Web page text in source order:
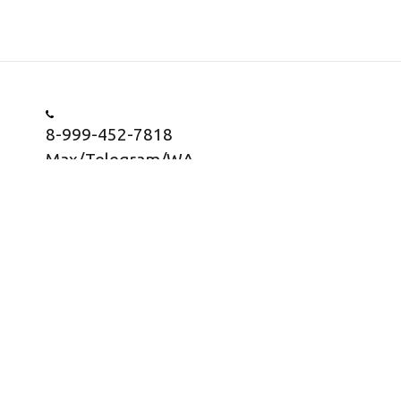
8-999-452-7818
Max/Telegram/WA